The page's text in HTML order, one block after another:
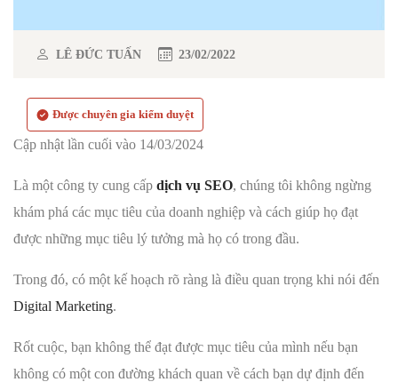
LÊ ĐỨC TUẤN 23/02/2022
Được chuyên gia kiểm duyệt
Cập nhật lần cuối vào 14/03/2024
Là một công ty cung cấp dịch vụ SEO, chúng tôi không ngừng
khám phá các mục tiêu của doanh nghiệp và cách giúp họ đạt
được những mục tiêu lý tưởng mà họ có trong đầu.
Trong đó, có một kế hoạch rõ ràng là điều quan trọng khi nói đến
Digital Marketing.
Rốt cuộc, bạn không thể đạt được mục tiêu của mình nếu bạn
không có một con đường khách quan về cách bạn dự định đến